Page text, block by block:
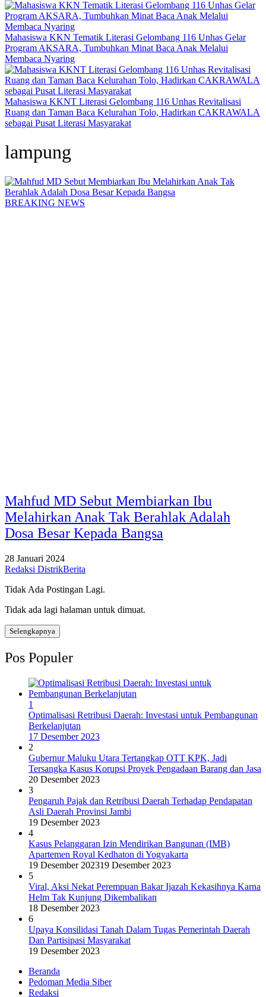
Mahasiswa KKN Tematik Literasi Gelombang 116 Unhas Gelar
Program AKSARA, Tumbuhkan Minat Baca Anak Melalui
Membaca Nyaring
Mahasiswa KKNT Literasi Gelombang 116 Unhas Revitalisasi
Ruang dan Taman Baca Kelurahan Tolo, Hadirkan CAKRAWALA
sebagai Pusat Literasi Masyarakat
lampung
BREAKING NEWS
Mahfud MD Sebut Membiarkan Ibu
Melahirkan Anak Tak Berahlak Adalah
Dosa Besar Kepada Bangsa
28 Januari 2024
Redaksi DistrikBerita
Tidak Ada Postingan Lagi.
Tidak ada lagi halaman untuk dimuat.
Selengkapnya
Pos Populer
1
Optimalisasi Retribusi Daerah: Investasi untuk Pembangunan
Berkelanjutan
17 Desember 2023
2
Gubernur Maluku Utara Tertangkap OTT KPK, Jadi
Tersangka Kasus Korupsi Proyek Pengadaan Barang dan Jasa
20 Desember 2023
3
Pengaruh Pajak dan Retribusi Daerah Terhadap Pendapatan
Asli Daerah Provinsi Jambi
19 Desember 2023
4
Kasus Pelanggaran Izin Mendirikan Bangunan (IMB)
Apartemen Royal Kedhaton di Yogyakarta
19 Desember 202319 Desember 2023
5
Viral, Aksi Nekat Perempuan Bakar Ijazah Kekasihnya Karna
Helm Tak Kunjung Dikembalikan
18 Desember 2023
6
Upaya Konsilidasi Tanah Dalam Tugas Pemerintah Daerah
Dan Partisipasi Masyarakat
19 Desember 2023
Beranda
Pedoman Media Siber
Redaksi